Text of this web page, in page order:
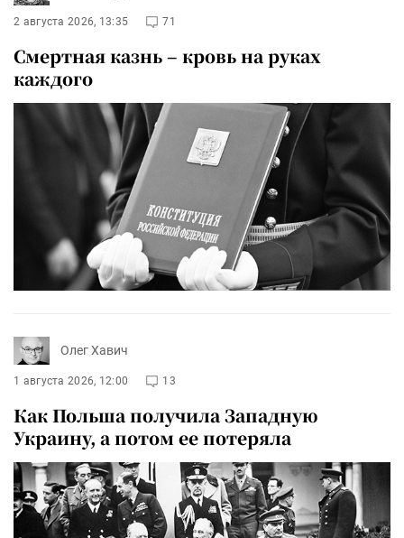
2 августа 2026, 13:35 71
Смертная казнь – кровь на руках
каждого
Олег Хавич
1 августа 2026, 12:00 13
Как Польша получила Западную
Украину, а потом ее потеряла